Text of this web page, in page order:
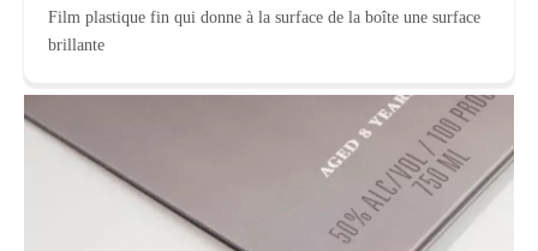
Film plastique fin qui donne à la surface de la boîte une surface
brillante